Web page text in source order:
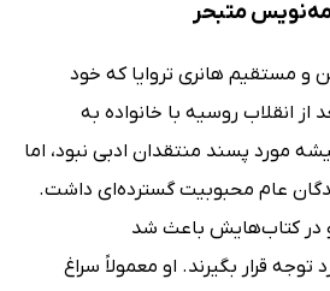
متبحر
مستقیم هانری تروایا که خود
از انقلاب روسیه با خانواده به
مورد پسند منتقدان ادبی نبود، اما
عام محبوبیت گسترده‌ای داشت.
کتاب‌هایش باعث شد
قرار بگیرند. او معمولاً سراغ